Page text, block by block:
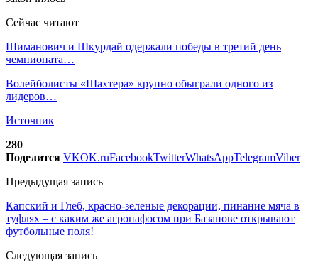
Сейчас читают
Шиманович и Шкурдай одержали победы в третий день
чемпионата…
Волейболисты «Шахтера» крупно обыграли одного из
лидеров…
Источник
280
Поделится VKOK.ruFacebookTwitterWhatsAppTelegramViber
Предыдущая запись
Капский и Глеб, красно-зеленые декорации, пинание мяча в
туфлях – с каким же агропафосом при Базанове открывают
футбольные поля!
Следующая запись